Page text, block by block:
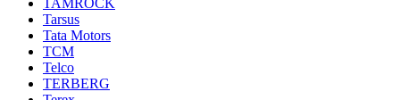
TAMROCK
Tarsus
Tata Motors
TCM
Telco
TERBERG